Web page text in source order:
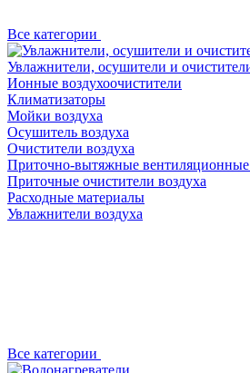
Все категории
Увлажнители, осушители и
Ионные воздухоочистители
Климатизаторы
Мойки воздуха
Осушитель воздуха
Очистители воздуха
Приточно-вытяжные вентиляционные
Приточные очистители воздуха
Расходные материалы
Увлажнители воздуха
Все категории